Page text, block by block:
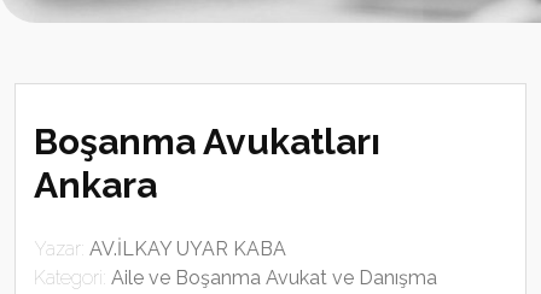
Boşanma Avukatları
Ankara
Yazar: AV.İLKAY UYAR KABA
Kategori: Aile ve Boşanma Avukat ve Danışma